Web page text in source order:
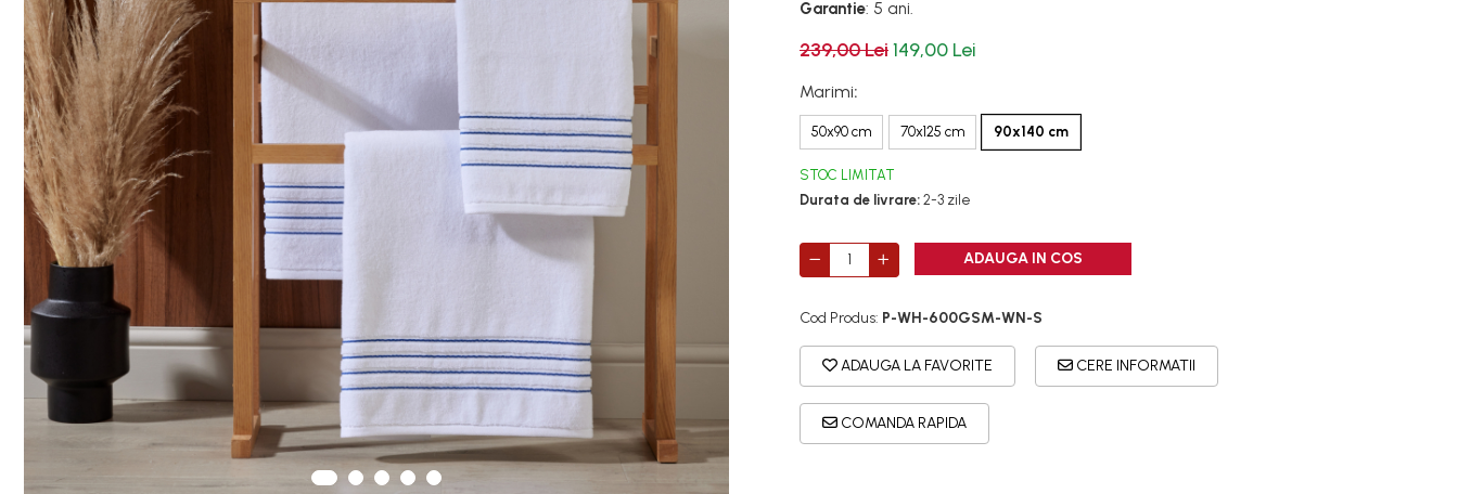
Garantie: 5 ani.
239,00 Lei149,00 Lei
Marimi:
50x90 cm 70x125 cm 90x140 cm
STOC LIMITAT
Durata de livrare: 2-3 zile
ADAUGA IN COS
Cod Produs: P-WH-600GSM-WN-S
ADAUGA LA FAVORITE CERE INFORMATII
COMANDA RAPIDA